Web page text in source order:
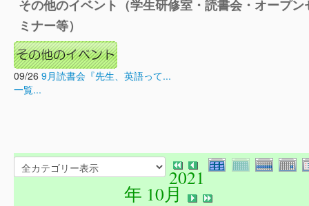
その他のイベント（学生研修室・読書会・オープン
ミナー等）
09/26 9月読書会『先生、英語って...
一覧...
2021
年 10月